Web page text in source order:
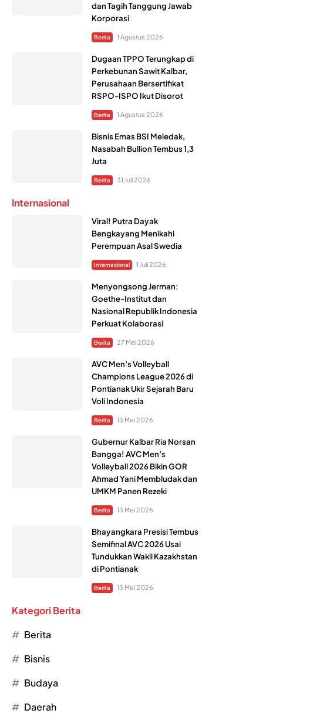
dan Tagih Tanggung Jawab
Korporasi
Berita 1 Agustus 2026
Dugaan TPPO Terungkap di
Perkebunan Sawit Kalbar,
Perusahaan Bersertifikat
RSPO-ISPO Ikut Disorot
Berita 1 Agustus 2026
Bisnis Emas BSI Meledak,
Nasabah Bullion Tembus 1,3
Juta
Berita 31 Juli 2026
Internasional
Viral! Putra Dayak
Bengkayang Menikahi
Perempuan Asal Swedia
Internasional 1 Juli 2026
Menyongsong Jerman:
Goethe-Institut dan
Nasional Republik Indonesia
Perkuat Kolaborasi
Berita 27 Mei 2026
AVC Men’s Volleyball
Champions League 2026 di
Pontianak Ukir Sejarah Baru
Voli Indonesia
Berita 13 Mei 2026
Gubernur Kalbar Ria Norsan
Bangga! AVC Men’s
Volleyball 2026 Bikin GOR
Ahmad Yani Membludak dan
UMKM Panen Rezeki
Berita 13 Mei 2026
Bhayangkara Presisi Tembus
Semifinal AVC 2026 Usai
Tundukkan Wakil Kazakhstan
di Pontianak
Berita 13 Mei 2026
Kategori Berita
Berita
Bisnis
Budaya
Daerah